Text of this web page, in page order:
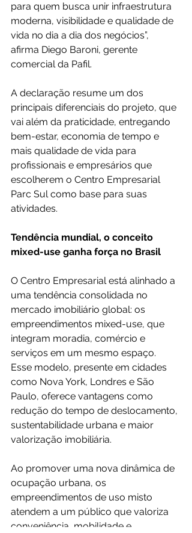
para quem busca unir infraestrutura
moderna, visibilidade e qualidade de
vida no dia a dia dos negócios”,
afirma Diego Baroni, gerente
comercial da Pafil.
A declaração resume um dos
principais diferenciais do projeto, que
vai além da praticidade, entregando
bem-estar, economia de tempo e
mais qualidade de vida para
profissionais e empresários que
escolherem o Centro Empresarial
Parc Sul como base para suas
atividades.
Tendência mundial, o conceito
mixed-use ganha força no Brasil
O Centro Empresarial está alinhado a
uma tendência consolidada no
mercado imobiliário global: os
empreendimentos mixed-use, que
integram moradia, comércio e
serviços em um mesmo espaço.
Esse modelo, presente em cidades
como Nova York, Londres e São
Paulo, oferece vantagens como
redução do tempo de deslocamento,
sustentabilidade urbana e maior
valorização imobiliária.
Ao promover uma nova dinâmica de
ocupação urbana, os
empreendimentos de uso misto
atendem a um público que valoriza
conveniência, mobilidade e